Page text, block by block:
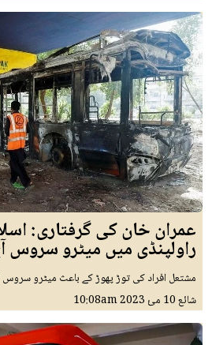
عمران خان کی گرفتاری:
راولپنڈی میں میٹرو
مشتعل افراد کی توڑ پھوڑ کے باعث میٹرو
شائع10 مئ 2023 10:08am